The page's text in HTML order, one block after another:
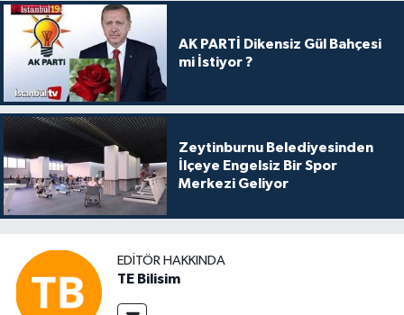
AK PARTİ Dikensiz Gül Bahçesi
mi İstiyor ?
Zeytinburnu Belediyesinden
İlçeye Engelsiz Bir Spor
Merkezi Geliyor
EDITÖR HAKKINDA
TE Bilisim